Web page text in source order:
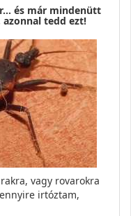
és már mindenütt
tedd ezt!
vagy rovarokra
irtóztam,